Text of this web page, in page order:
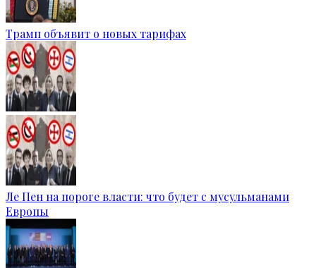
Трамп объявит о новых тарифах
Ле Пен на пороге власти: что будет с мусульманами
Европы